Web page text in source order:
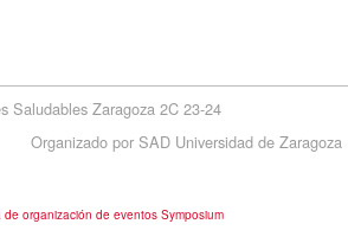
Saludables Zaragoza 2C 23-24
Organizado por SAD Universidad de Zaragoza
de organización de eventos Symposium